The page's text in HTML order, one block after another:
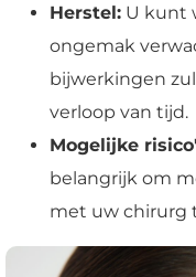
Herstel: U kunt
ongemak
bijwerkingen
verloop van tijd.
Mogelijke
belangrijk om
met uw chirurg